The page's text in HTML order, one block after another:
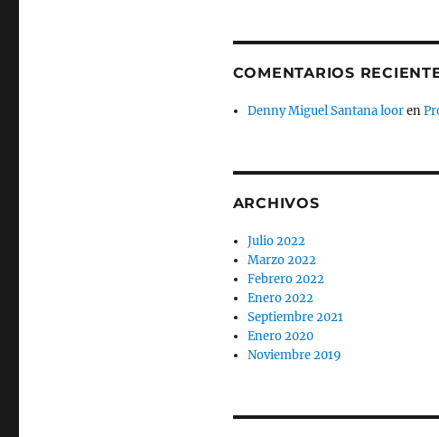
COMENTARIOS
Denny Miguel Santana looren
ARCHIVOS
Julio 2022
Marzo 2022
Febrero 2022
Enero 2022
Septiembre 2021
Enero 2020
Noviembre 2019